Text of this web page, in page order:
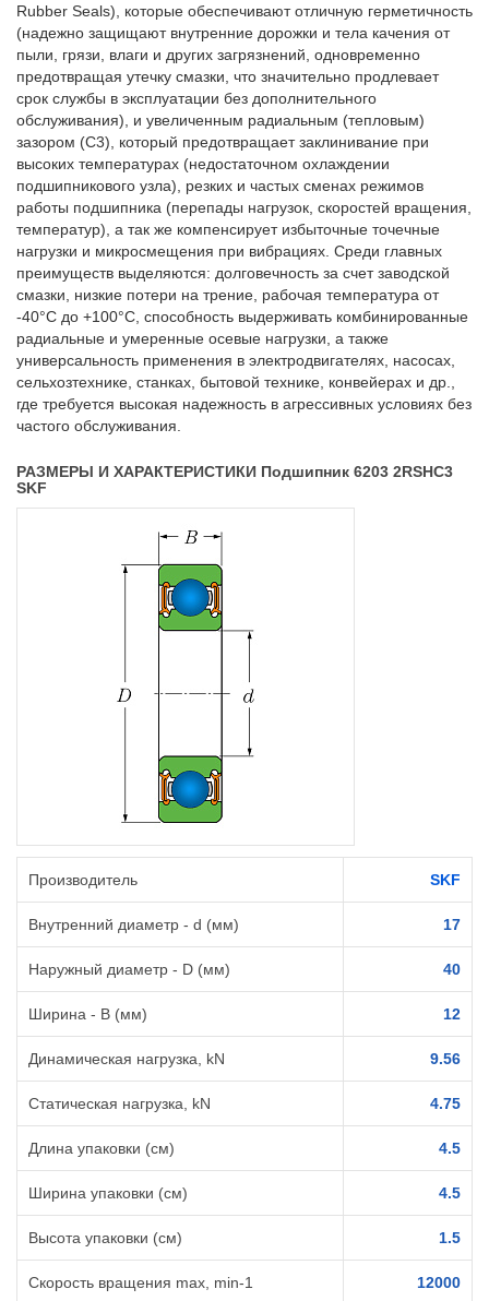
Rubber Seals), которые обеспечивают отличную герметичность
(надежно защищают внутренние дорожки и тела качения от
пыли, грязи, влаги и других загрязнений, одновременно
предотвращая утечку смазки, что значительно продлевает
срок службы в эксплуатации без дополнительного
обслуживания), и увеличенным радиальным (тепловым)
зазором (C3), который предотвращает заклинивание при
высоких температурах (недостаточном охлаждении
подшипникового узла), резких и частых сменах режимов
работы подшипника (перепады нагрузок, скоростей вращения,
температур), а так же компенсирует избыточные точечные
нагрузки и микросмещения при вибрациях. Среди главных
преимуществ выделяются: долговечность за счет заводской
смазки, низкие потери на трение, рабочая температура от
-40°C до +100°C, способность выдерживать комбинированные
радиальные и умеренные осевые нагрузки, а также
универсальность применения в электродвигателях, насосах,
сельхозтехнике, станках, бытовой технике, конвейерах и др.,
где требуется высокая надежность в агрессивных условиях без
частого обслуживания.
РАЗМЕРЫ И ХАРАКТЕРИСТИКИ Подшипник 6203 2RSHC3
SKF
Производитель SKF
Внутренний диаметр - d (мм) 17
Наружный диаметр - D (мм) 40
Ширина - B (мм) 12
Динамическая нагрузка, kN 9.56
Статическая нагрузка, kN 4.75
Длина упаковки (см) 4.5
Ширина упаковки (см) 4.5
Высота упаковки (см) 1.5
Cкорость вращения max, min-1 12000